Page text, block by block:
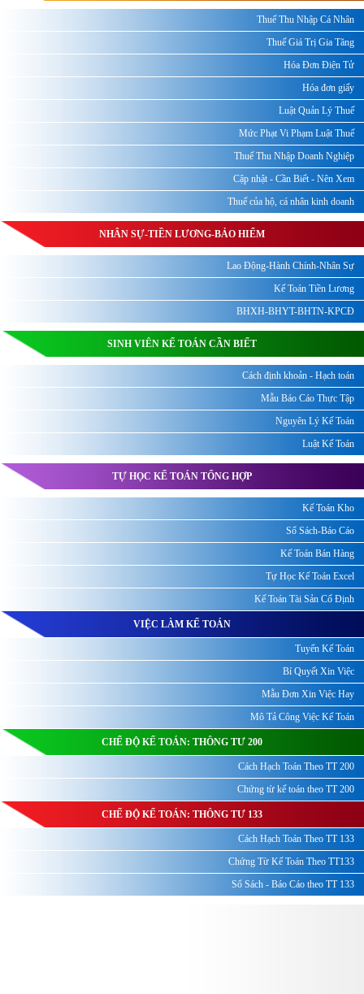
Thuế Thu Nhập Cá Nhân
Thuế Giá Trị Gia Tăng
Hóa Đơn Điện Tử
Hóa đơn giấy
Luật Quản Lý Thuế
Mức Phạt Vi Phạm Luật Thuế
Thuế Thu Nhập Doanh Nghiệp
Cập nhật - Cần Biết - Nên Xem
Thuế của hộ, cá nhân kinh doanh
NHÂN SỰ-TIỀN LƯƠNG-BẢO HIỂM
Lao Động-Hành Chính-Nhân Sự
Kế Toán Tiền Lương
BHXH-BHYT-BHTN-KPCĐ
SINH VIÊN KẾ TOÁN CẦN BIẾT
Cách định khoản - Hạch toán
Mẫu Báo Cáo Thực Tập
Nguyên Lý Kế Toán
Luật Kế Toán
TỰ HỌC KẾ TOÁN TỔNG HỢP
Kế Toán Kho
Sổ Sách-Báo Cáo
Kế Toán Bán Hàng
Tự Học Kế Toán Excel
Kế Toán Tài Sản Cố Định
VIỆC LÀM KẾ TOÁN
Tuyển Kế Toán
Bí Quyết Xin Việc
Mẫu Đơn Xin Việc Hay
Mô Tả Công Việc Kế Toán
CHẾ ĐỘ KẾ TOÁN: THÔNG TƯ 200
Cách Hạch Toán Theo TT 200
Chứng từ kế toán theo TT 200
CHẾ ĐỘ KẾ TOÁN: THÔNG TƯ 133
Cách Hạch Toán Theo TT 133
Chứng Từ Kế Toán Theo TT133
Sổ Sách - Báo Cáo theo TT 133